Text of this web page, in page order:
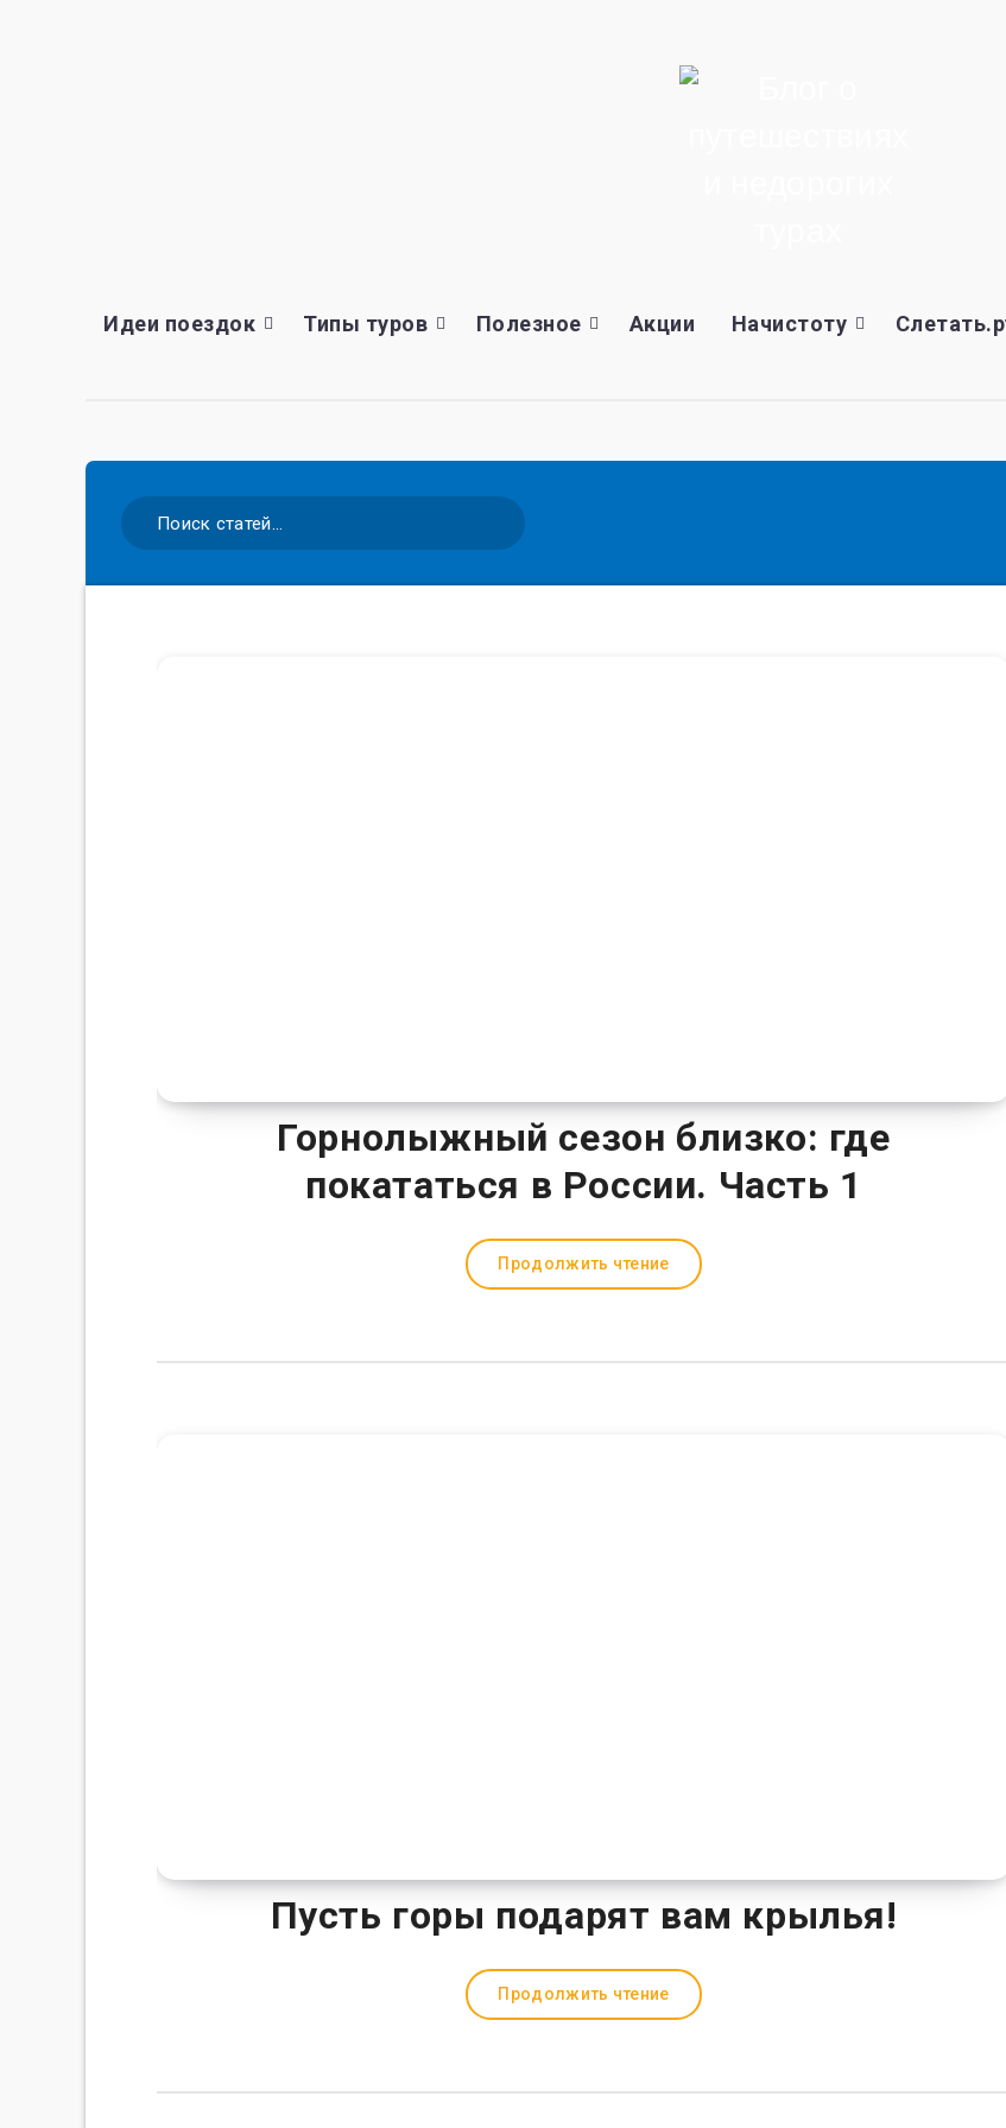
Идеи поездок Типы туров Полезное Акции Начистоту
Горнолыжный сезон близко: где
покататься в России. Часть 1
Продолжить чтение
Пусть горы подарят вам крылья!
Продолжить чтение